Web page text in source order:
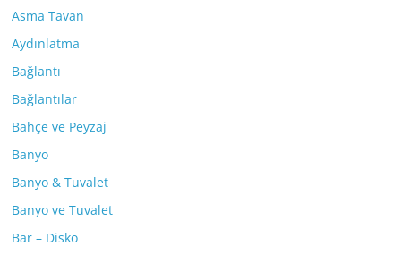
Asma Tavan
Aydınlatma
Bağlantı
Bağlantılar
Bahçe ve Peyzaj
Banyo
Banyo & Tuvalet
Banyo ve Tuvalet
Bar – Disko